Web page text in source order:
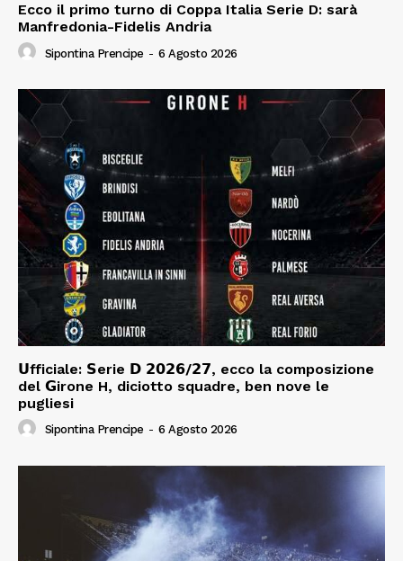
Ecco il primo turno di Coppa Italia Serie D: sarà
Manfredonia-Fidelis Andria
Sipontina Prencipe - 6 Agosto 2026
𝗨fficiale: 𝗦erie 𝗗 𝟮𝟬𝟮𝟲/𝟮𝟳, ecco la composizione
del 𝗚irone H, diciotto squadre, ben nove le
pugliesi
Sipontina Prencipe - 6 Agosto 2026